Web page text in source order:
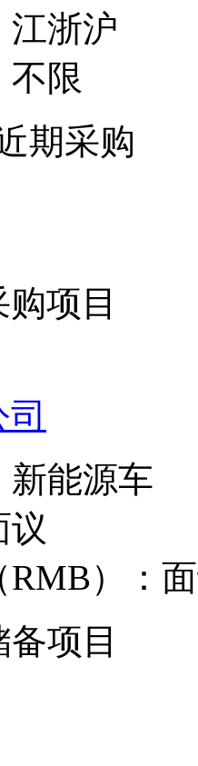
江浙沪
不限
期采购
项目
新能源车
议
）：
备项目